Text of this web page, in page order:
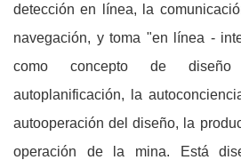
detección en línea, la
navegación, y toma "en línea -
como concepto de
autoplanificación, la
autooperación del diseño, la
operación de la mina. Está